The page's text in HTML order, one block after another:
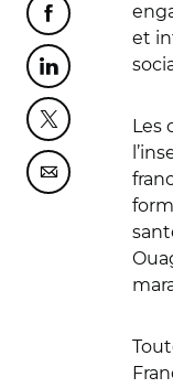
Partager cette
Partager cette
Partager cette
Partager cette
et
Les